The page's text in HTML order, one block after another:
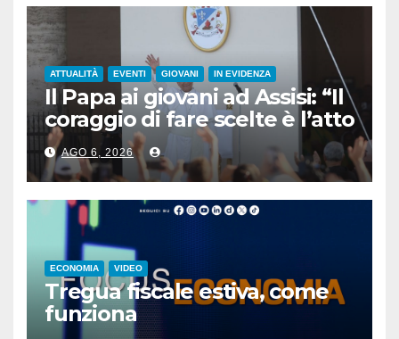
ATTUALITÀ EVENTI GIOVANI IN EVIDENZA
Il Papa ai giovani ad Assisi: “Il
coraggio di fare scelte è l’atto
più rivoluzionario”
AGO 6, 2026
ECONOMIA VIDEO
Tregua fiscale estiva, come
funziona